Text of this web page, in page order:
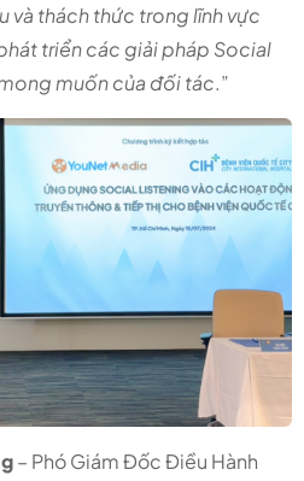
và thách thức trong lĩnh vực
triển các giải pháp Social
muốn của đối tác.”
– Phó Giám Đốc Điều Hành